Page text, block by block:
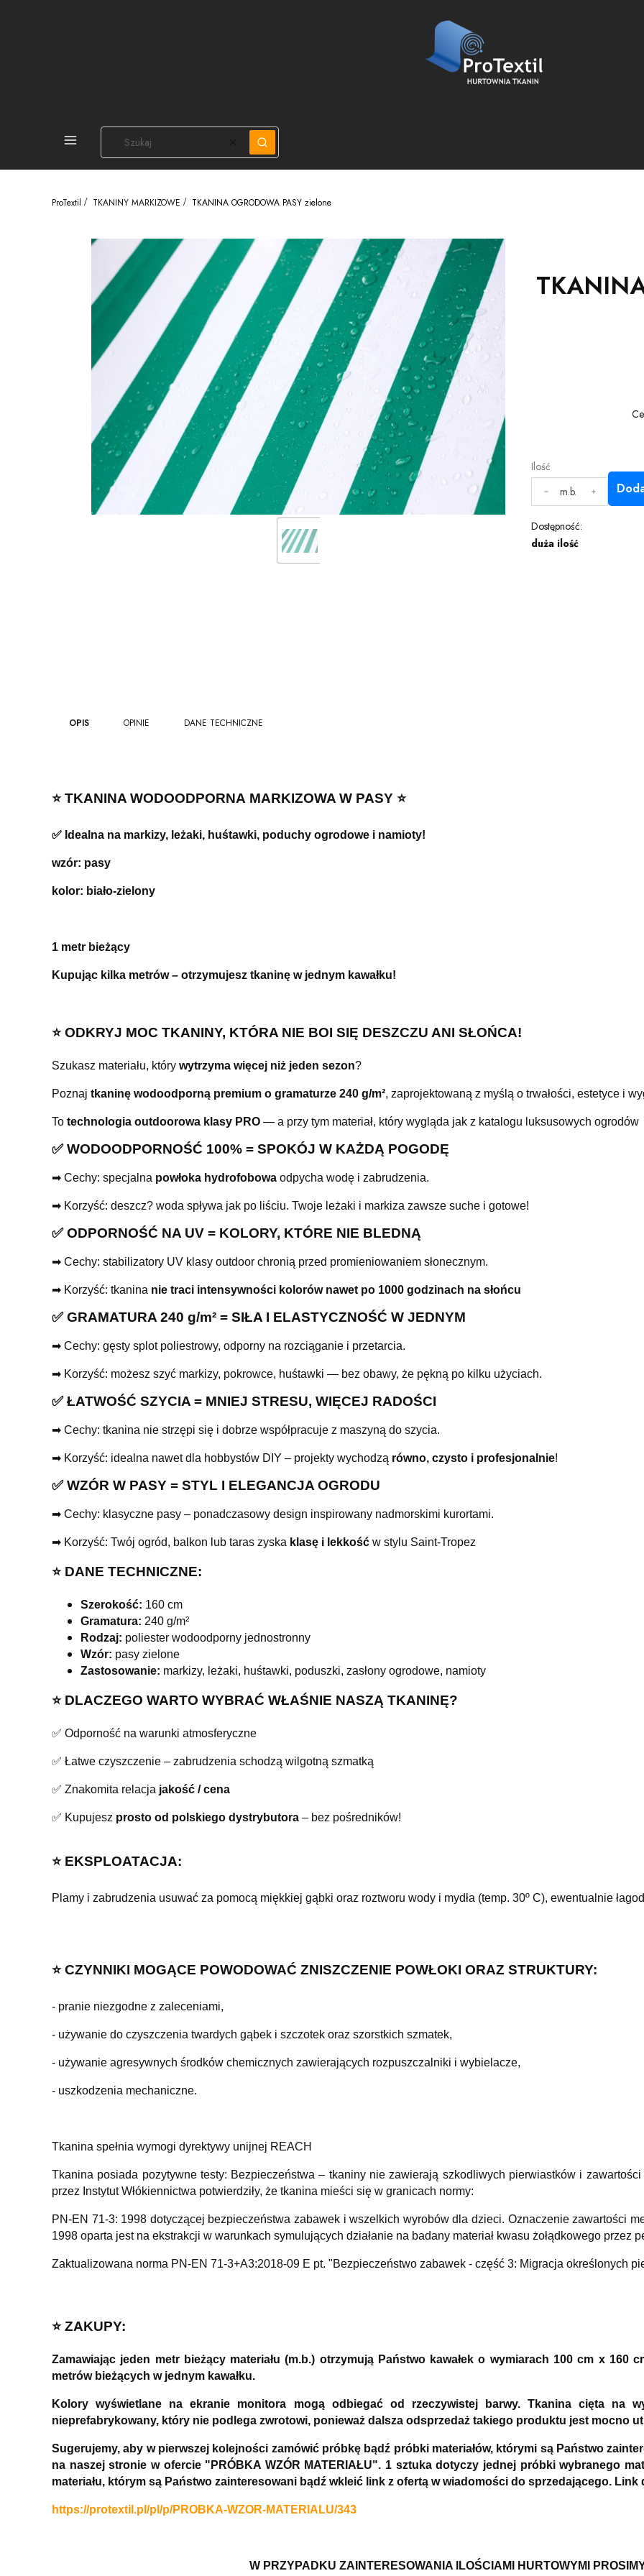
PEŁNA OFERTA
WyczyśćSzukaj
ProTextil TKANINY MARKIZOWE TKANINA OGRODOWA PASY zielone
Ilość
m.b.
Dostępność:
duża ilość
OPIS OPINIE DANE TECHNICZNE
⭐️ TKANINA WODOODPORNA MARKIZOWA W PASY ⭐️
✅ Idealna na markizy, leżaki, huśtawki, poduchy ogrodowe i namioty!
wzór: pasy
kolor: biało-zielony
1 metr bieżący
Kupując kilka metrów – otrzymujesz tkaninę w jednym kawałku!
⭐️ ODKRYJ MOC TKANINY, KTÓRA NIE BOI SIĘ DESZCZU ANI SŁOŃCA!
Szukasz materiału, który wytrzyma więcej niż jeden sezon?
Poznaj tkaninę wodoodporną premium o gramaturze 240 g/m², zaprojektowaną z myślą o trwałości, estetyce i
To technologia outdoorowa klasy PRO — a przy tym materiał, który wygląda jak z katalogu luksusowych ogrodów
✅ WODOODPORNOŚĆ 100% = SPOKÓJ W KAŻDĄ POGODĘ
➡ Cechy: specjalna powłoka hydrofobowa odpycha wodę i zabrudzenia.
➡ Korzyść: deszcz? woda spływa jak po liściu. Twoje leżaki i markiza zawsze suche i gotowe!
✅ ODPORNOŚĆ NA UV = KOLORY, KTÓRE NIE BLEDNĄ
➡ Cechy: stabilizatory UV klasy outdoor chronią przed promieniowaniem słonecznym.
➡ Korzyść: tkanina nie traci intensywności kolorów nawet po 1000 godzinach na słońcu
✅ GRAMATURA 240 g/m² = SIŁA I ELASTYCZNOŚĆ W JEDNYM
➡ Cechy: gęsty splot poliestrowy, odporny na rozciąganie i przetarcia.
➡ Korzyść: możesz szyć markizy, pokrowce, huśtawki — bez obawy, że pękną po kilku użyciach.
✅ ŁATWOŚĆ SZYCIA = MNIEJ STRESU, WIĘCEJ RADOŚCI
➡ Cechy: tkanina nie strzępi się i dobrze współpracuje z maszyną do szycia.
➡ Korzyść: idealna nawet dla hobbystów DIY – projekty wychodzą równo, czysto i profesjonalnie!
✅ WZÓR W PASY = STYL I ELEGANCJA OGRODU
➡ Cechy: klasyczne pasy – ponadczasowy design inspirowany nadmorskimi kurortami.
➡ Korzyść: Twój ogród, balkon lub taras zyska klasę i lekkość w stylu Saint-Tropez
⭐️ DANE TECHNICZNE:
Szerokość: 160 cm
Gramatura: 240 g/m²
Rodzaj: poliester wodoodporny jednostronny
Wzór: pasy zielone
Zastosowanie: markizy, leżaki, huśtawki, poduszki, zasłony ogrodowe, namioty
⭐️ DLACZEGO WARTO WYBRAĆ WŁAŚNIE NASZĄ TKANINĘ?
✅ Odporność na warunki atmosferyczne
✅ Łatwe czyszczenie – zabrudzenia schodzą wilgotną szmatką
✅ Znakomita relacja jakość / cena
✅ Kupujesz prosto od polskiego dystrybutora – bez pośredników!
⭐️ EKSPLOATACJA:
Plamy i zabrudzenia usuwać za pomocą miękkiej gąbki oraz roztworu wody i mydła (temp. 30º C), ewentualnie
⭐️ CZYNNIKI MOGĄCE POWODOWAĆ ZNISZCZENIE POWŁOKI ORAZ STRUKTURY:
- pranie niezgodne z zaleceniami,
- używanie do czyszczenia twardych gąbek i szczotek oraz szorstkich szmatek,
- używanie agresywnych środków chemicznych zawierających rozpuszczalniki i wybielacze,
- uszkodzenia mechaniczne.
Tkanina spełnia wymogi dyrektywy unijnej REACH
Tkanina posiada pozytywne testy: Bezpieczeństwa – tkaniny nie zawierają szkodliwych pierwiastków i
przez Instytut Włókiennictwa potwierdziły, że tkanina mieści się w granicach normy:
PN-EN 71-3: 1998 dotyczącej bezpieczeństwa zabawek i wszelkich wyrobów dla dzieci. Oznaczenie zawartości
1998 oparta jest na ekstrakcji w warunkach symulujących działanie na badany materiał kwasu żołądkowego przez
Zaktualizowana norma PN-EN 71-3+A3:2018-09 E pt. "Bezpieczeństwo zabawek - część 3: Migracja określonych
⭐️ ZAKUPY:
Zamawiając jeden metr bieżący materiału (m.b.) otrzymują Państwo kawałek o wymiarach 100 cm x 160
metrów bieżących w jednym kawałku.
Kolory wyświetlane na ekranie monitora mogą odbiegać od rzeczywistej barwy. Tkanina cięta na
nieprefabrykowany, który nie podlega zwrotowi, ponieważ dalsza odsprzedaż takiego produktu jest mocno
Sugerujemy, aby w pierwszej kolejności zamówić próbkę bądź próbki materiałów, którymi są Państwo
na naszej stronie w ofercie "PRÓBKA WZÓR MATERIAŁU". 1 sztuka dotyczy jednej próbki wybranego
materiału, którym są Państwo zainteresowani bądź wkleić link z ofertą w wiadomości do sprzedającego.
https://protextil.pl/pl/p/PROBKA-WZOR-MATERIALU/343
W PRZYPADKU ZAINTERESOWANIA ILOŚCIAMI HURTOWYMI